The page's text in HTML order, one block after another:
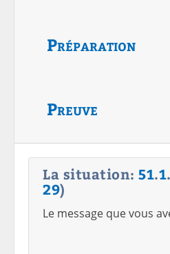
Préparation
Preuve
La situation: 51.1.
29)
Le message que vous